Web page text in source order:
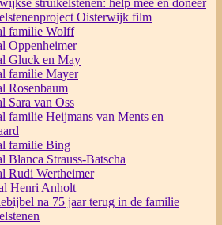
struikelstenen: help mee en doneer
Oisterwijk film
familie Wolff
Oppenheimer
Gluck en May
familie Mayer
Rosenbaum
Sara van Oss
familie Heijmans van Ments en
familie Bing
Blanca Strauss-Batscha
Rudi Wertheimer
Henri Anholt
na 75 jaar terug in de familie